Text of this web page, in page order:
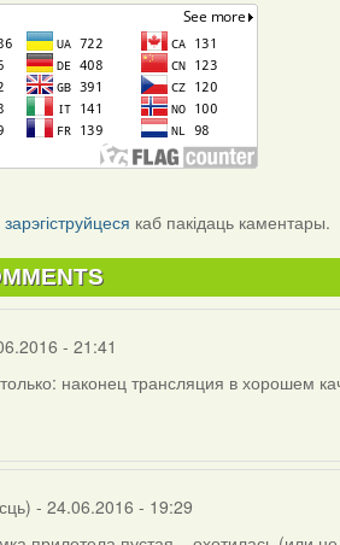
зарэгіструйцеся каб пакідаць каментары.
- 21:41
наконец трансляция в хорошем
- 24.06.2016 - 19:29